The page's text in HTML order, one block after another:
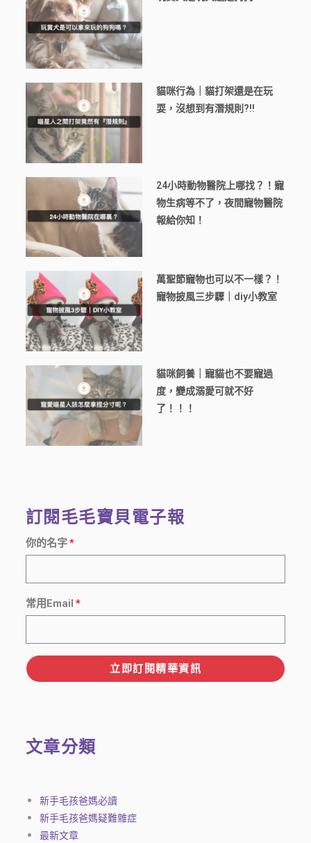
貓咪行為｜貓打架還是在玩
耍，沒想到有潛規則?!!
24小時動物醫院上哪找？！寵
物生病等不了，夜間寵物醫院
報給你知！
萬聖節寵物也可以不一樣？！
寵物披風三步驟｜diy小教室
貓咪飼養｜寵貓也不要寵過
度，變成溺愛可就不好
了！！！
訂閱毛毛寶貝電子報
你的名字
常用Email
立即訂閱精華資訊
文章分類
新手毛孩爸媽必讀
新手毛孩爸媽疑難雜症
最新文章